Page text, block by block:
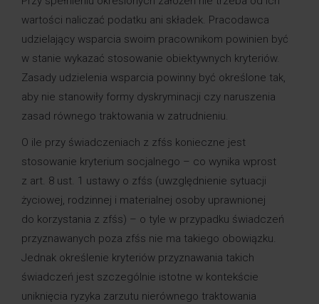
wartości naliczać podatku ani składek. Pracodawca
udzielający wsparcia swoim pracownikom powinien być
w stanie wykazać stosowanie obiektywnych kryteriów.
Zasady udzielenia wsparcia powinny być określone tak,
aby nie stanowiły formy dyskryminacji czy naruszenia
zasad równego traktowania w zatrudnieniu.
O ile przy świadczeniach z zfśs konieczne jest
stosowanie kryterium socjalnego – co wynika wprost
z art. 8 ust. 1 ustawy o zfśs (uwzględnienie sytuacji
życiowej, rodzinnej i materialnej osoby uprawnionej
do korzystania z zfśs) – o tyle w przypadku świadczeń
przyznawanych poza zfśs nie ma takiego obowiązku.
Jednak określenie kryteriów przyznawania takich
świadczeń jest szczególnie istotne w kontekście
uniknięcia ryzyka zarzutu nierównego traktowania